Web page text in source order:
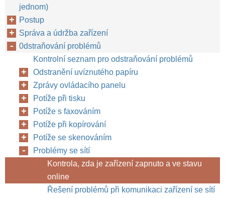
jednom)
Postup
Správa a údržba zařízení
0dstraňování problémů
Kontrolní seznam pro odstraňování problémů
Odstranění uvíznutého papíru
Zprávy ovládacího panelu
Potíže při tisku
Potíže s faxováním
Potíže při kopírování
Potíže se skenováním
Problémy se sítí
Kontrola, zda je zařízení zapnuto a ve stavu
online
Řešení problémů při komunikaci zařízení se sítí